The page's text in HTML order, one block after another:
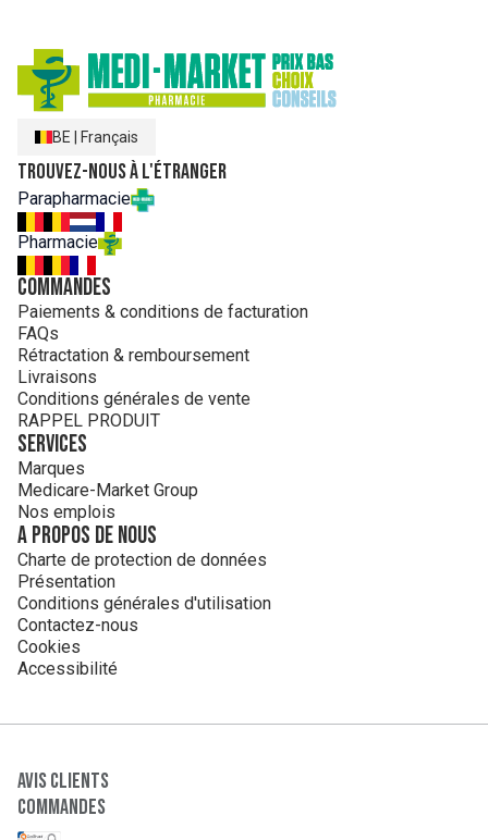
BE Français
Trouvez-nous à l'étranger
Parapharmacie
Pharmacie
Commandes
Paiements & conditions de facturation
FAQs
Rétractation & remboursement
Livraisons
Conditions générales de vente
RAPPEL PRODUIT
Services
Marques
Medicare-Market Group
Nos emplois
A propos de nous
Charte de protection de données
Présentation
Conditions générales d'utilisation
Contactez-nous
Cookies
Accessibilité
Avis clients
Commandes